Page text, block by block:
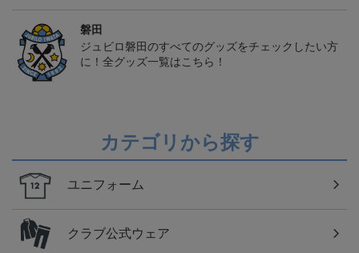
磐田
ジュビロ磐田のすべてのグッズをチェックしたい方
に！全グッズ一覧はこちら！
カテゴリから探す
ユニフォーム
クラブ公式ウェア